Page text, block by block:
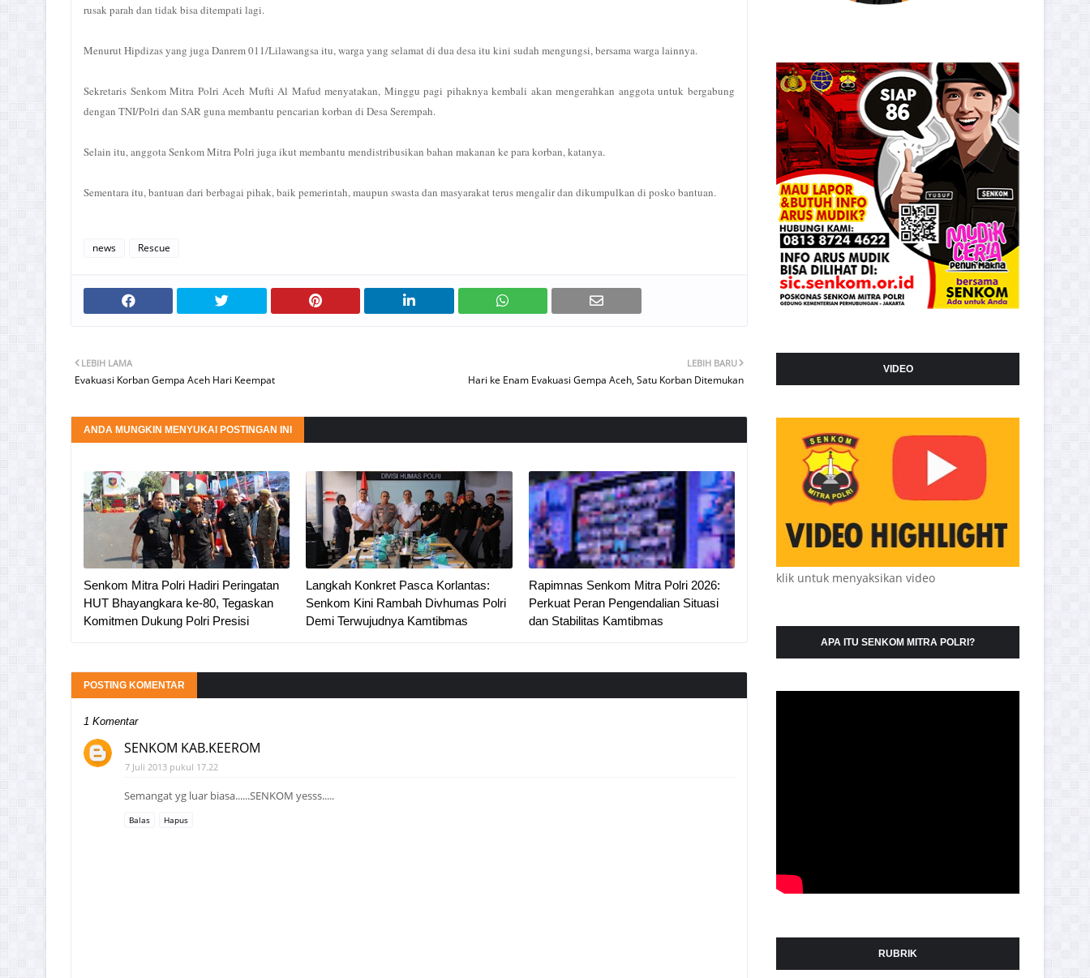
rusak parah dan tidak bisa ditempati lagi.
Menurut Hipdizas yang juga Danrem 011/Lilawangsa itu, warga yang selamat di dua desa itu kini sudah mengungsi, bersama warga lainnya.
Sekretaris Senkom Mitra Polri Aceh Mufti Al Mafud menyatakan, Minggu pagi pihaknya kembali akan mengerahkan anggota untuk bergabung
dengan TNI/Polri dan SAR guna membantu pencarian korban di Desa Serempah.
Selain itu, anggota Senkom Mitra Polri juga ikut membantu mendistribusikan bahan makanan ke para korban, katanya.
Sementara itu, bantuan dari berbagai pihak, baik pemerintah, maupun swasta dan masyarakat terus mengalir dan dikumpulkan di posko bantuan.
news Rescue
LEBIH BARU
Hari ke Enam Evakuasi Gempa Aceh, Satu Korban Ditemukan
LEBIH LAMA
Evakuasi Korban Gempa Aceh Hari Keempat
ANDA MUNGKIN MENYUKAI POSTINGAN INI
Senkom Mitra Polri Hadiri Peringatan
HUT Bhayangkara ke-80, Tegaskan
Komitmen Dukung Polri Presisi
Langkah Konkret Pasca Korlantas:
Senkom Kini Rambah Divhumas Polri
Demi Terwujudnya Kamtibmas
Rapimnas Senkom Mitra Polri 2026:
Perkuat Peran Pengendalian Situasi
dan Stabilitas Kamtibmas
POSTING KOMENTAR
1 Komentar
SENKOM KAB.KEEROM
7 Juli 2013 pukul 17.22
Semangat yg luar biasa......SENKOM yesss.....
Balas Hapus
VIDEO
klik untuk menyaksikan video
APA ITU SENKOM MITRA POLRI?
RUBRIK